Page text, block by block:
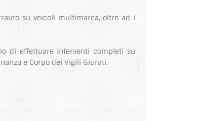
su veicoli multimarca, oltre ad i
di effettuare interventi completi su
e Corpo dei Vigili Giurati.